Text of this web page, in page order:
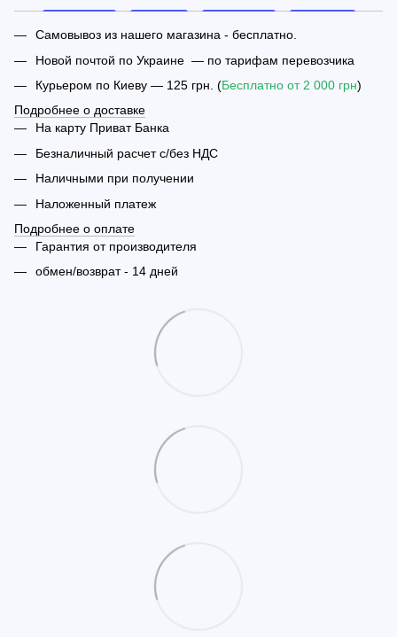
Самовывоз из нашего магазина - бесплатно.
Новой почтой по Украине — по тарифам перевозчика
Курьером по Киеву — 125 грн. (Бесплатно от 2 000 грн)
Подробнее о доставке
На карту Приват Банка
Безналичный расчет с/без НДС
Наличными при получении
Наложенный платеж
Подробнее о оплате
Гарантия от производителя
обмен/возврат - 14 дней